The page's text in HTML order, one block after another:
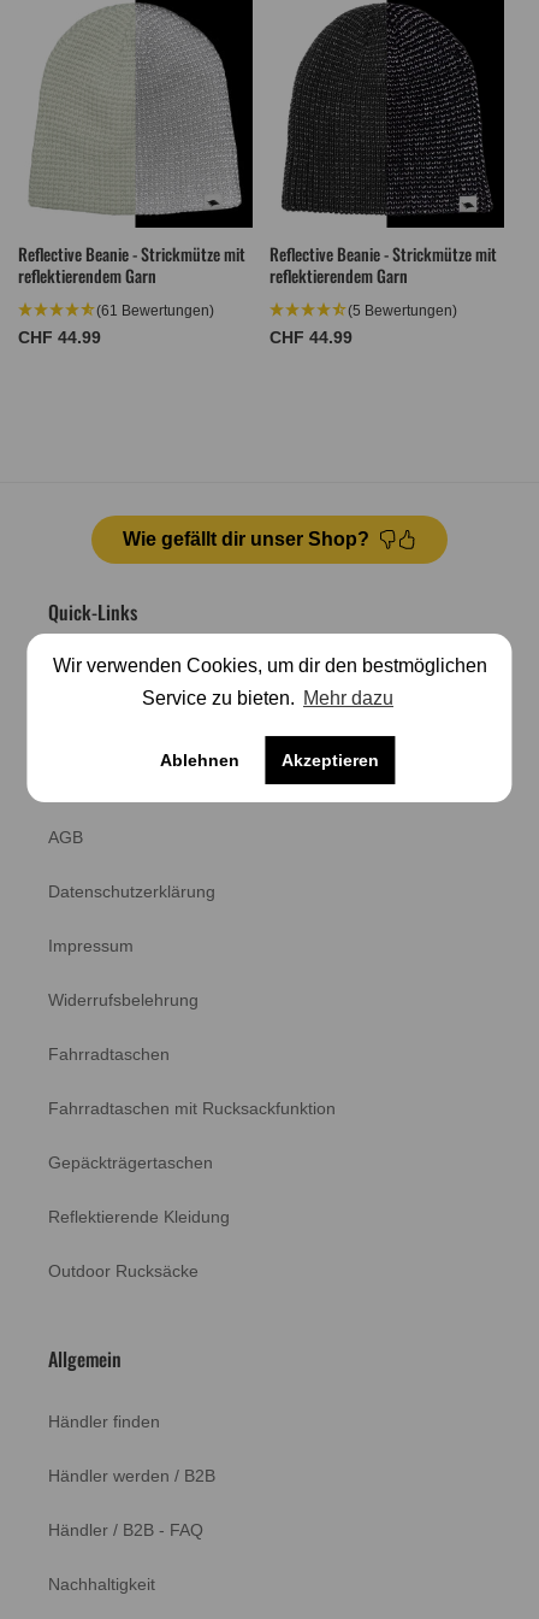
Reflective Beanie - Strickmütze mit
reflektierendem Garn
(61 Bewertungen)
Normaler
CHF 44.99
Reflective Beanie - Strickmütze mit
reflektierendem Garn
(5 Bewertungen)
Normaler
CHF 44.99
Wie gefällt dir unser Shop?
Quick-Links
Kontakt
AGB
Datenschutzerklärung
Impressum
Widerrufsbelehrung
Fahrradtaschen
Fahrradtaschen mit Rucksackfunktion
Gepäckträgertaschen
Reflektierende Kleidung
Outdoor Rucksäcke
Allgemein
Händler finden
Händler werden / B2B
Händler / B2B - FAQ
Nachhaltigkeit
Angelika
NEU: Waterproof Daily Backpack - Wasserdichter &
vollreflektierender Rucksack mit top Organisation Navy
Leichter Rucksack
Wir verwenden Cookies, um dir den bestmöglichen
Service zu bieten. Mehr dazu
Ablehnen Akzeptieren